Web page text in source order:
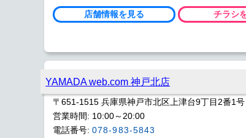
店舗情報を見る チラシ
YAMADA web.com 神戸北店
〒651-1515 兵庫県神戸市北区上津台9丁目2番1号
営業時間: 10:00～20:00
電話番号: 078-983-5843